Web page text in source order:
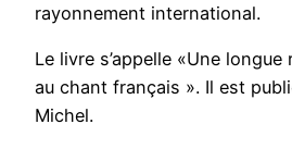
rayonnement international.
Le livre s’appelle «Une longue
au chant français ». Il est
Michel.